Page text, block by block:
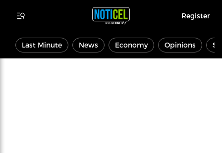
Register
Last Minute News Economy Opinions